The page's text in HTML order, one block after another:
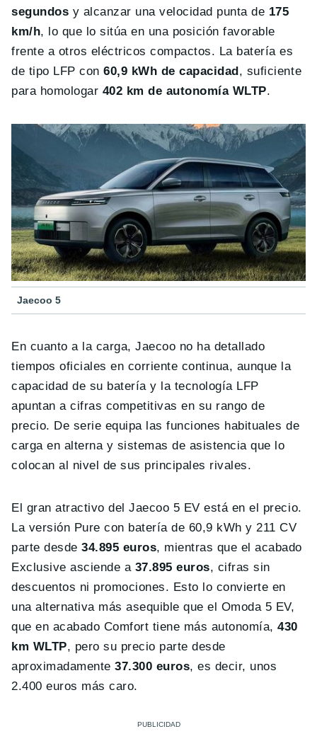
segundos y alcanzar una velocidad punta de 175
km/h, lo que lo sitúa en una posición favorable
frente a otros eléctricos compactos. La batería es
de tipo LFP con60,9 kWh de capacidad , suficiente
para homologar 402 km de autonomía WLTP.
Jaecoo 5
En cuanto a la carga, Jaecoo no ha detallado
tiempos oficiales en corriente continua, aunque la
capacidad de su batería y la tecnología LFP
apuntan a cifras competitivas en su rango de
precio. De serie equipa las funciones habituales de
carga en alterna y sistemas de asistencia que lo
colocan al nivel de sus principales rivales.
El gran atractivo del Jaecoo 5 EV está en el precio.
La versión Pure con batería de 60,9 kWh y 211 CV
parte desde34.895 euros, mientras que el acabado
Exclusive asciende a 37.895 euros, cifras sin
descuentos ni promociones. Esto lo convierte en
una alternativa más asequible que el Omoda 5 EV,
que en acabado Comfort tiene más autonomía,430
km WLTP, pero su precio parte desde
aproximadamente37.300 euros, es decir, unos
2.400 euros más caro.